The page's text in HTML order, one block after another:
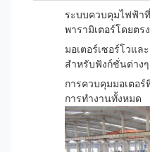
ระบบควบคุมไฟฟ้า
พารามิเตอร์โดยตรง
มอเตอร์เซอร์โวแล
สำหรับฟังก์ชั่นต่างๆ
การควบคุมมอเตอ
การทำงานทั้งหมด